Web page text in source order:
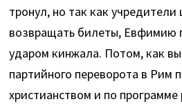
тронул, но так как
возвращать билеты, Евфимию
ударом кинжала. Потом, как вы
партийного переворота в Рим
христианством и по